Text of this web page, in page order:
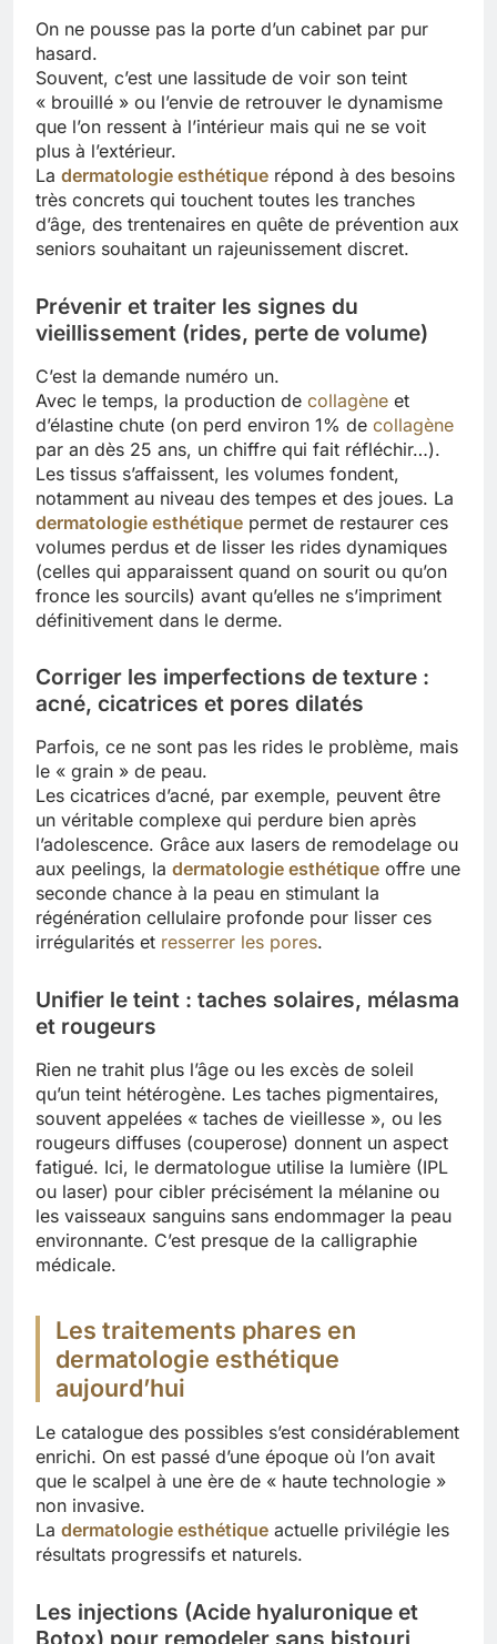
On ne pousse pas la porte d’un cabinet par pur
hasard.
Souvent, c’est une lassitude de voir son teint
« brouillé » ou l’envie de retrouver le dynamisme
que l’on ressent à l’intérieur mais qui ne se voit
plus à l’extérieur.
La dermatologie esthétique répond à des besoins
très concrets qui touchent toutes les tranches
d’âge, des trentenaires en quête de prévention aux
seniors souhaitant un rajeunissement discret.
Prévenir et traiter les signes du
vieillissement (rides, perte de volume)
C’est la demande numéro un.
Avec le temps, la production de collagène et
d’élastine chute (on perd environ 1% de collagène
par an dès 25 ans, un chiffre qui fait réfléchir…).
Les tissus s’affaissent, les volumes fondent,
notamment au niveau des tempes et des joues. La
dermatologie esthétique permet de restaurer ces
volumes perdus et de lisser les rides dynamiques
(celles qui apparaissent quand on sourit ou qu’on
fronce les sourcils) avant qu’elles ne s’impriment
définitivement dans le derme.
Corriger les imperfections de texture :
acné, cicatrices et pores dilatés
Parfois, ce ne sont pas les rides le problème, mais
le « grain » de peau.
Les cicatrices d’acné, par exemple, peuvent être
un véritable complexe qui perdure bien après
l’adolescence. Grâce aux lasers de remodelage ou
aux peelings, la dermatologie esthétique offre une
seconde chance à la peau en stimulant la
régénération cellulaire profonde pour lisser ces
irrégularités et resserrer les pores.
Unifier le teint : taches solaires, mélasma
et rougeurs
Rien ne trahit plus l’âge ou les excès de soleil
qu’un teint hétérogène. Les taches pigmentaires,
souvent appelées « taches de vieillesse », ou les
rougeurs diffuses (couperose) donnent un aspect
fatigué. Ici, le dermatologue utilise la lumière (IPL
ou laser) pour cibler précisément la mélanine ou
les vaisseaux sanguins sans endommager la peau
environnante. C’est presque de la calligraphie
médicale.
Les traitements phares en
dermatologie esthétique
aujourd’hui
Le catalogue des possibles s’est considérablement
enrichi. On est passé d’une époque où l’on avait
que le scalpel à une ère de « haute technologie »
non invasive.
La dermatologie esthétique actuelle privilégie les
résultats progressifs et naturels.
Les injections (Acide hyaluronique et